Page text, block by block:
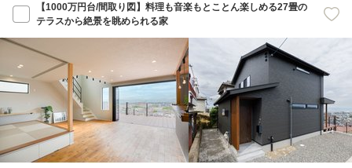
【1000万円台/間取り図】料理も音楽もとことん楽しめる27畳の
テラスから絶景を眺められる家